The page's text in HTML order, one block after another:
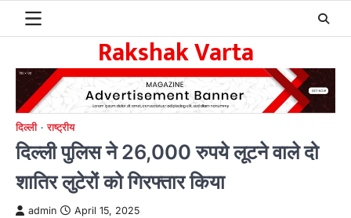
Rakshak Varta
दिल्ली राष्ट्रीय
दिल्ली पुलिस ने 26,000 रुपये लूटने वाले दो
शातिर लुटेरों को गिरफ्तार किया
admin April 15, 2025